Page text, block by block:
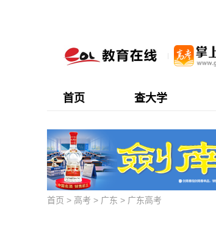
首页 查大学
首页 > 高考 > 广东 > 广东高考